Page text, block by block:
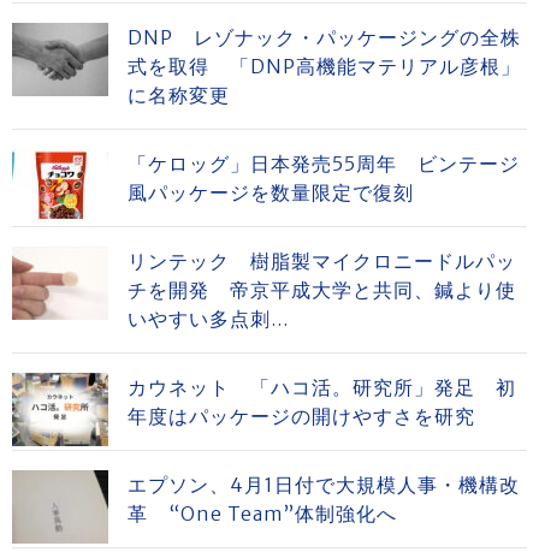
DNP レゾナック・パッケージングの全株
式を取得 「DNP高機能マテリアル彦根」
に名称変更
「ケロッグ」日本発売55周年 ビンテージ
風パッケージを数量限定で復刻
リンテック 樹脂製マイクロニードルパッ
チを開発 帝京平成大学と共同、鍼より使
いやすい多点刺...
カウネット 「ハコ活。研究所」発足 初
年度はパッケージの開けやすさを研究
エプソン、4月1日付で大規模人事・機構改
革 “One Team”体制強化へ